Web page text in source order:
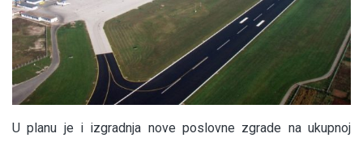
U planu je i izgradnja nove poslovne zgrade na ukupnoj